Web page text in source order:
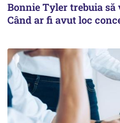
Bonnie Tyler trebuia să
Când ar fi avut loc